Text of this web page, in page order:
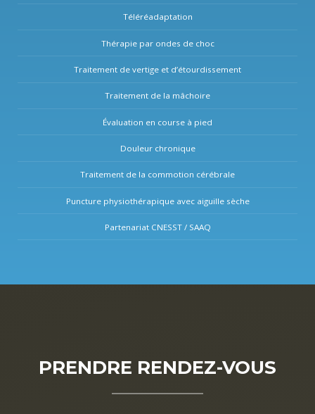
Téléréadaptation
Thérapie par ondes de choc
Traitement de vertige et d’étourdissement
Traitement de la mâchoire
Évaluation en course à pied
Douleur chronique
Traitement de la commotion cérébrale
Puncture physiothérapique avec aiguille sèche
Partenariat CNESST / SAAQ
PRENDRE RENDEZ-VOUS